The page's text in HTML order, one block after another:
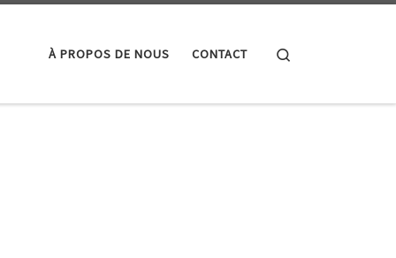
À PROPOS DE NOUS CONTACT